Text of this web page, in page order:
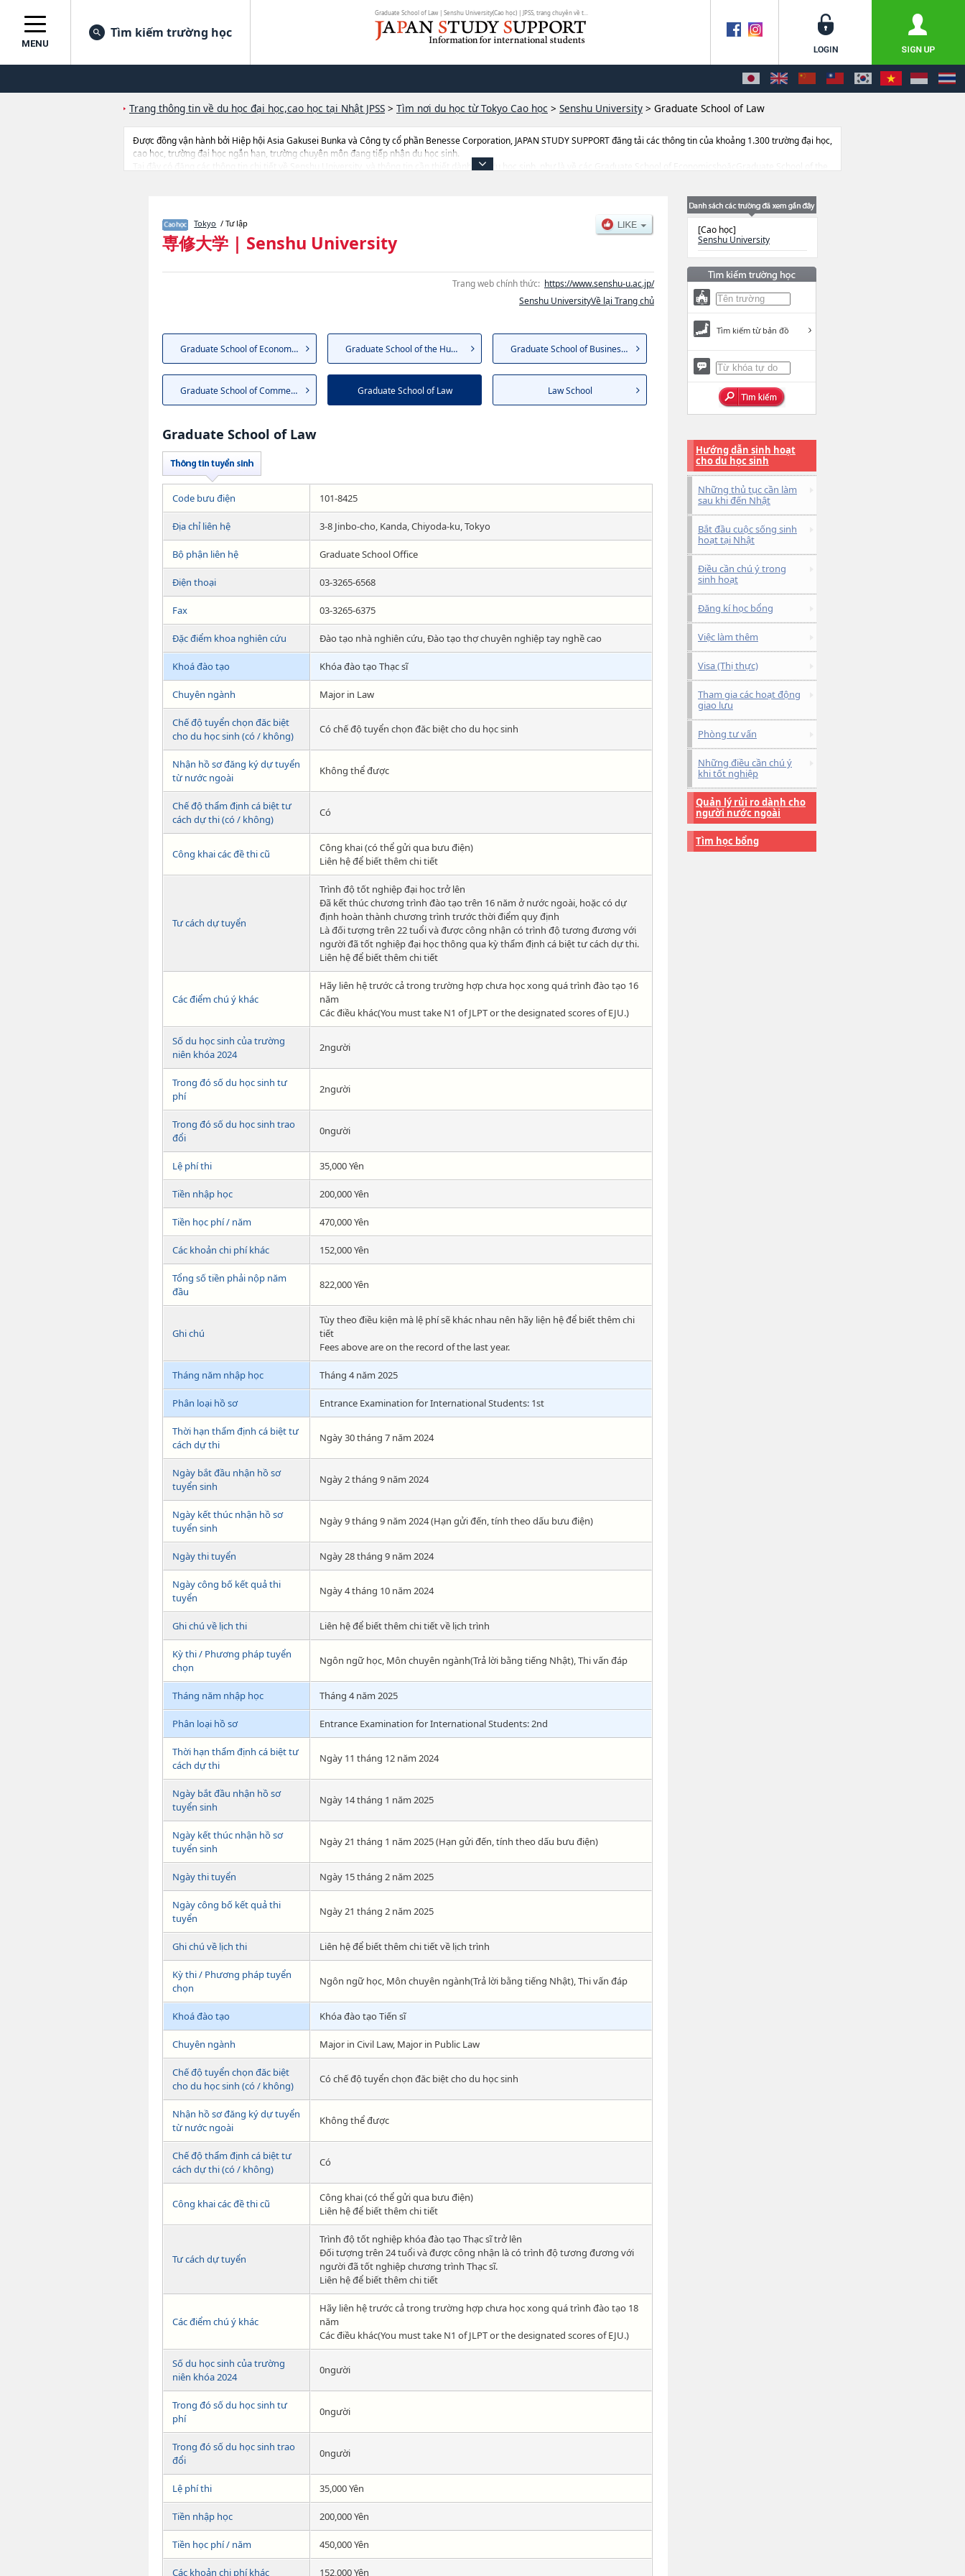
Graduate School of Law | Senshu University(Cao học) | JPSS, trang chuyên về t...
MENU
Tìm kiếm trường học
Trang thông tin về du học đại học,cao học tại Nhật JPSS > Tìm nơi du học từ Tokyo Cao học > Senshu University > Graduate School of Law
Được đồng vận hành bởi Hiệp hội Asia Gakusei Bunka và Công ty cổ phần Benesse Corporation, JAPAN STUDY SUPPORT đăng tải các thông tin của khoảng 1.300 trường đại học,
cao học, trường đại học ngắn hạn, trường chuyên môn đang tiếp nhận du học sinh.
Tại đây có đăng các thông tin chi tiết về Senshu University, và thông tin cần thiết dành cho du học sinh, như là về các Graduate School of EconomicshoặcGraduate School of the
Tokyo / Tư lập
専修大学 | Senshu University
Trang web chính thức: https://www.senshu-u.ac.jp/
Senshu UniversityVề lại Trang chủ
Graduate School of Economics Graduate School of the Humani... Graduate School of Business A...
Graduate School of Commerce Graduate School of Law Law School
Graduate School of Law
Code bưu điện 101-8425
Địa chỉ liên hệ 3-8 Jinbo-cho, Kanda, Chiyoda-ku, Tokyo
Bộ phận liên hệ Graduate School Office
Điện thoại 03-3265-6568
Fax 03-3265-6375
Đặc điểm khoa nghiên cứu Đào tạo nhà nghiên cứu, Đào tạo thợ chuyên nghiệp tay nghề cao
Khoá đào tạo Khóa đào tạo Thạc sĩ
Chuyên ngành Major in Law
Chế độ tuyển chọn đăc biệt
cho du học sinh (có / không)
Có chế độ tuyển chọn đăc biệt cho du học sinh
Nhận hồ sơ đăng ký dự tuyển
từ nước ngoài
Không thể được
Chế độ thẩm định cá biệt tư
cách dự thi (có / không)
Có
Công khai các đề thi cũ
Công khai (có thể gửi qua bưu điện)
Liên hệ để biết thêm chi tiết
Tư cách dự tuyển
Trình độ tốt nghiệp đại học trở lên
Đã kết thúc chương trình đào tạo trên 16 năm ở nước ngoài, hoặc có dự
định hoàn thành chương trình trước thời điểm quy định
Là đối tượng trên 22 tuổi và được công nhận có trình độ tương đương với
người đã tốt nghiệp đại học thông qua kỳ thẩm định cá biệt tư cách dự thi.
Liên hệ để biết thêm chi tiết
Các điểm chú ý khác
Hãy liên hệ trước cả trong trường hợp chưa học xong quá trình đào tạo 16
năm
Các điều khác(You must take N1 of JLPT or the designated scores of EJU.)
Số du học sinh của trường
niên khóa 2024
2người
Trong đó số du học sinh tư
phí
2người
Trong đó số du học sinh trao
đổi
0người
Lệ phí thi 35,000 Yên
Tiền nhập học 200,000 Yên
Tiền học phí / năm 470,000 Yên
Các khoản chi phí khác 152,000 Yên
Tổng số tiền phải nộp năm
đầu
822,000 Yên
Ghi chú
Tùy theo điều kiện mà lệ phí sẽ khác nhau nên hãy liện hệ để biết thêm chi
tiết
Fees above are on the record of the last year.
Tháng năm nhập học Tháng 4 năm 2025
Phân loại hồ sơ Entrance Examination for International Students: 1st
Thời hạn thẩm định cá biệt tư
cách dự thi
Ngày 30 tháng 7 năm 2024
Ngày bắt đầu nhận hồ sơ
tuyển sinh
Ngày 2 tháng 9 năm 2024
Ngày kết thúc nhận hồ sơ
tuyển sinh
Ngày 9 tháng 9 năm 2024 (Hạn gửi đến, tính theo dấu bưu điện)
Ngày thi tuyển Ngày 28 tháng 9 năm 2024
Ngày công bố kết quả thi
tuyển
Ngày 4 tháng 10 năm 2024
Ghi chú về lịch thi Liên hệ để biết thêm chi tiết về lịch trình
Kỳ thi / Phương pháp tuyển
chọn
Ngôn ngữ học, Môn chuyên ngành(Trả lời bằng tiếng Nhật), Thi vấn đáp
Tháng năm nhập học Tháng 4 năm 2025
Phân loại hồ sơ Entrance Examination for International Students: 2nd
Thời hạn thẩm định cá biệt tư
cách dự thi
Ngày 11 tháng 12 năm 2024
Ngày bắt đầu nhận hồ sơ
tuyển sinh
Ngày 14 tháng 1 năm 2025
Ngày kết thúc nhận hồ sơ
tuyển sinh
Ngày 21 tháng 1 năm 2025 (Hạn gửi đến, tính theo dấu bưu điện)
Ngày thi tuyển Ngày 15 tháng 2 năm 2025
Ngày công bố kết quả thi
tuyển
Ngày 21 tháng 2 năm 2025
Ghi chú về lịch thi Liên hệ để biết thêm chi tiết về lịch trình
Kỳ thi / Phương pháp tuyển
chọn
Ngôn ngữ học, Môn chuyên ngành(Trả lời bằng tiếng Nhật), Thi vấn đáp
Khoá đào tạo Khóa đào tạo Tiến sĩ
Chuyên ngành Major in Civil Law, Major in Public Law
Chế độ tuyển chọn đăc biệt
cho du học sinh (có / không)
Có chế độ tuyển chọn đăc biệt cho du học sinh
Nhận hồ sơ đăng ký dự tuyển
từ nước ngoài
Không thể được
Chế độ thẩm định cá biệt tư
cách dự thi (có / không)
Có
Công khai các đề thi cũ
Công khai (có thể gửi qua bưu điện)
Liên hệ để biết thêm chi tiết
Tư cách dự tuyển
Trình độ tốt nghiệp khóa đào tạo Thạc sĩ trở lên
Đối tượng trên 24 tuổi và được công nhận là có trình độ tương đương với
người đã tốt nghiệp chương trình Thạc sĩ.
Liên hệ để biết thêm chi tiết
Các điểm chú ý khác
Hãy liên hệ trước cả trong trường hợp chưa học xong quá trình đào tạo 18
năm
Các điều khác(You must take N1 of JLPT or the designated scores of EJU.)
Số du học sinh của trường
niên khóa 2024
0người
Trong đó số du học sinh tư
phí
0người
Trong đó số du học sinh trao
đổi
0người
Lệ phí thi 35,000 Yên
Tiền nhập học 200,000 Yên
Tiền học phí / năm 450,000 Yên
Các khoản chi phí khác 152,000 Yên
[Cao học]
Senshu University
Tìm kiếm từ bản đồ
Hướng dẫn sinh hoạt
cho du học sinh
Những thủ tục cần làm
sau khi đến Nhật
Bắt đầu cuộc sống sinh
hoạt tại Nhật
Điều cần chú ý trong
sinh hoạt
Đăng kí học bổng
Việc làm thêm
Visa (Thị thực)
Tham gia các hoạt động
giao lưu
Phòng tư vấn
Những điều cần chú ý
khi tốt nghiệp
Quản lý rủi ro dành cho
người nước ngoài
Tìm học bổng